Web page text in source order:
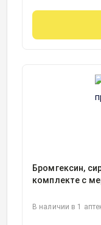
Бромгексин,
комплекте с
В наличии в 1